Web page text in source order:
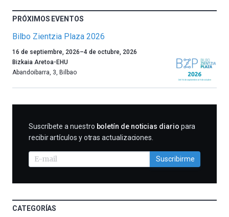
PRÓXIMOS EVENTOS
Bilbo Zientzia Plaza 2026
Un
año
más,
celebración
la
edición
16 de septiembre, 2026–4 de octubre, 2026
Bizkaia Aretoa-EHU
Abandoibarra, 3 Bilbao
SUSCRIBIRME
Suscríbete a nuestro boletín de noticias diario para
recibir artículos y otras actualizaciones.
Suscribirme
CATEGORÍAS